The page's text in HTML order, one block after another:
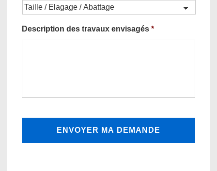
Description des travaux envisagés *